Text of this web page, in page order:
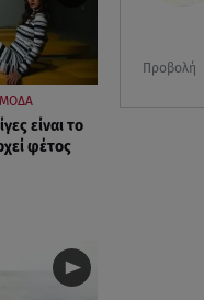
Προβολή
ΜΟΔΑ
είναι το
φέτος